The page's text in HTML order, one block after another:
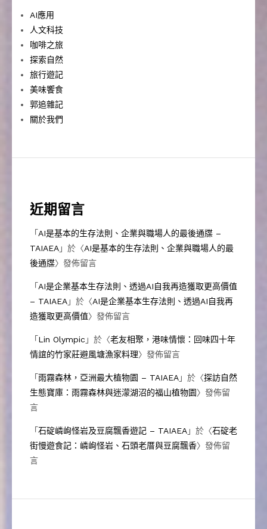
AI應用
人文科技
咖啡之旅
探索自然
旅行遊記
美味饗食
郭追雜記
關於我們
近期留言
「 AI是基本的生存法則、企業與職場人的最後通牒 –
TAIAEA」於〈AI是基本的生存法則、企業與職場人的最
後通牒〉發佈留言
「 AI是企業基本生存法則、透過AI自我再造獲取更高價值
– TAIAEA」於〈AI是企業基本生存法則、透過AI自我再
造獲取更高價值〉發佈留言
「 Lin Olympic 」於〈老友相聚，港味情懷：回味四十年
情誼的竹家莊避風塘漁家料理〉發佈留言
「雨霧森林，亞洲最大植物園 – TAIAEA」於〈探訪自然
生態寶庫：雨霧森林與迷濛湖沼的福山植物園〉發佈留
言
「石碇嶙峋怪岩及豆腐飄香遊記 – TAIAEA」於〈石碇老
街慢遊食記：嶙峋怪岩、石頭老厝與豆腐飄香〉發佈留
言